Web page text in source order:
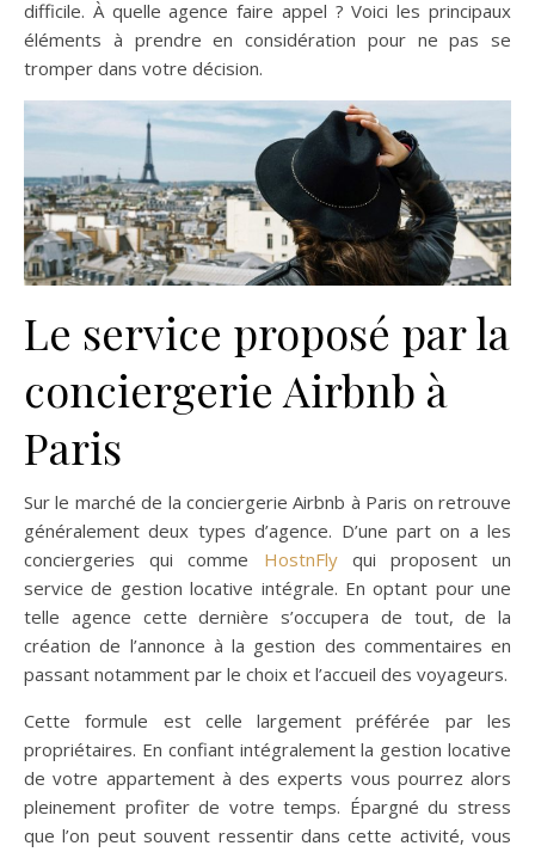
difficile. À quelle agence faire appel ? Voici les principaux
éléments à prendre en considération pour ne pas se
tromper dans votre décision.
Le service proposé par la
conciergerie Airbnb à
Paris
Sur le marché de la conciergerie Airbnb à Paris on retrouve
généralement deux types d’agence. D’une part on a les
conciergeries qui comme HostnFlyqui proposent un
service de gestion locative intégrale. En optant pour une
telle agence cette dernière s’occupera de tout, de la
création de l’annonce à la gestion des commentaires en
passant notamment par le choix et l’accueil des voyageurs.
Cette formule est celle largement préférée par les
propriétaires. En confiant intégralement la gestion locative
de votre appartement à des experts vous pourrez alors
pleinement profiter de votre temps. Épargné du stress
que l’on peut souvent ressentir dans cette activité, vous